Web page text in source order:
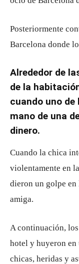
Posteriormente
Barcelona donde
Alrededor de
de la
cuando uno
mano de una
dinero.
Cuando la chica
violentamente en
dieron un golpe en
amiga.
A continuación,
hotel y huyeron en
chicas, heridas y